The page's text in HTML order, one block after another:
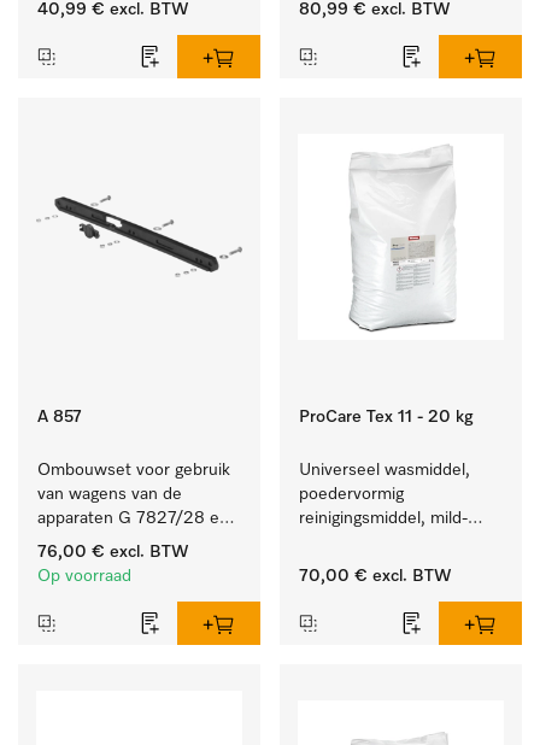
laboratoriumglasw. en -
40,99 € excl. BTW
laboratoriumglasw. en -
80,99 € excl. BTW
A 857
Ombouwset voor gebruik
van wagens van de
apparaten G 7827/28 en
PG 8527/28 in de
PG 86xx.
76,00 € excl. BTW
Op voorraad
ProCare Tex 11 - 20 kg
Universeel wasmiddel,
poedervormig
reinigingsmiddel, mild-
reinigen van wit wasgoed
70,00 € excl. BTW